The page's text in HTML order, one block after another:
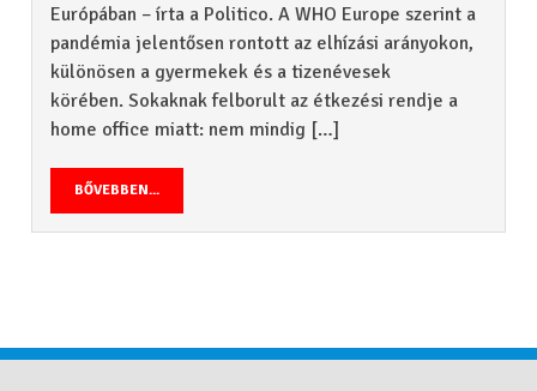
Európában – írta a Politico. A WHO Europe szerint a
pandémia jelentősen rontott az elhízási arányokon,
különösen a gyermekek és a tizenévesek
körében. Sokaknak felborult az étkezési rendje a
home office miatt: nem mindig […]
BŐVEBBEN...